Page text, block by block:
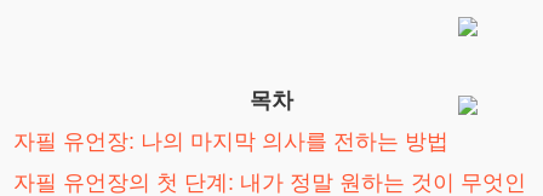
목차
자필 유언장: 나의 마지막 의사를 전하는 방법
자필 유언장의 첫 단계: 내가 정말 원하는 것이 무엇인